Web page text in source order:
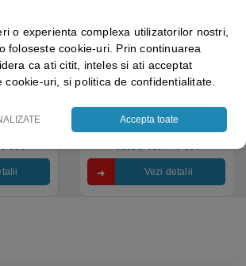
A.I.​!
nitril,
Blue,
Disponibil cu A.I.​!
Tegera 84510, verzi,
grosime 0.1mm, 100
texturat, certificate pentru
industria alimentara
Vezi detalii
o experienta complexa utilizatorilor nostri,
foloseste cookie-uri. Prin continuarea
ca ati citit, inteles si ati acceptat
cookie-uri, si politica de confidentialitate.
Accepta toate